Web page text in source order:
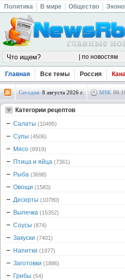
Политика В мире Общество
Главная Все темы Россия
Сегодня: 8 августа 2026 г. MSK 06:
Категории рецептов
Салаты (10495)
Супы (4506)
Мясо (8919)
Птица и яйца (7361)
Рыба (3698)
Овощи (1583)
Десерты (10780)
Выпечка (15352)
Соусы (874)
Закуски (7401)
Напитки (1977)
Заготовки (1886)
Грибы (54)